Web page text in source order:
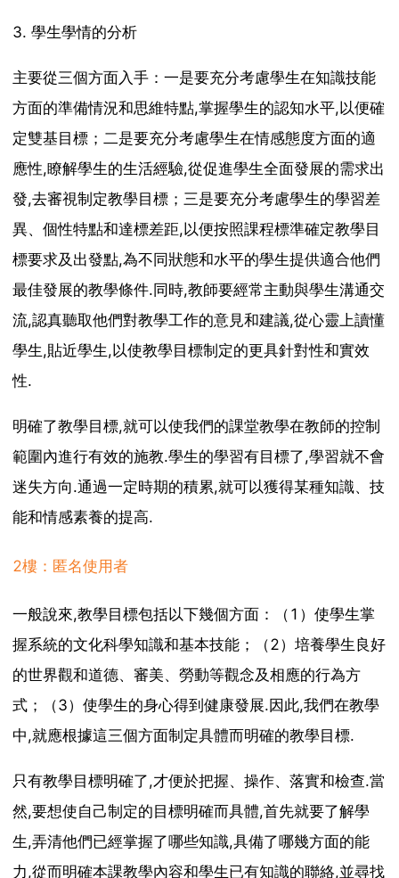
3. 學生學情的分析
主要從三個方面入手：一是要充分考慮學生在知識技能
方面的準備情況和思維特點,掌握學生的認知水平,以便確
定雙基目標；二是要充分考慮學生在情感態度方面的適
應性,瞭解學生的生活經驗,從促進學生全面發展的需求出
發,去審視制定教學目標；三是要充分考慮學生的學習差
異、個性特點和達標差距,以便按照課程標準確定教學目
標要求及出發點,為不同狀態和水平的學生提供適合他們
最佳發展的教學條件.同時,教師要經常主動與學生溝通交
流,認真聽取他們對教學工作的意見和建議,從心靈上讀懂
學生,貼近學生,以使教學目標制定的更具針對性和實效
性.
明確了教學目標,就可以使我們的課堂教學在教師的控制
範圍內進行有效的施教.學生的學習有目標了,學習就不會
迷失方向.通過一定時期的積累,就可以獲得某種知識、技
能和情感素養的提高.
2樓：匿名使用者
一般說來,教學目標包括以下幾個方面：（1）使學生掌
握系統的文化科學知識和基本技能；（2）培養學生良好
的世界觀和道德、審美、勞動等觀念及相應的行為方
式；（3）使學生的身心得到健康發展.因此,我們在教學
中,就應根據這三個方面制定具體而明確的教學目標.
只有教學目標明確了,才便於把握、操作、落實和檢查.當
然,要想使自己制定的目標明確而具體,首先就要了解學
生,弄清他們已經掌握了哪些知識,具備了哪幾方面的能
力,從而明確本課教學內容和學生已有知識的聯絡,並尋找